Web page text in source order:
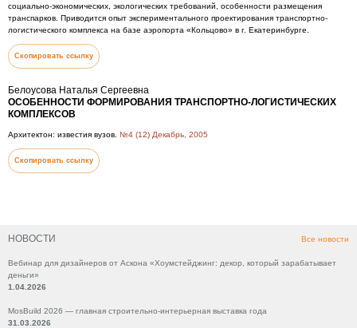
НОВОСТИ Все новости
Вебинар для дизайнеров от Аскона «Хоумстейджинг: декор, который зарабатывает
деньги»
1.04.2026
MosBuild 2026 — главная строительно-интерьерная выставка года
31.03.2026
социально-экономических, экологических требований, особенности размещения
транспарков. Приводится опыт экспериментального проектирования транспортно-
логистического комплекса на базе аэропорта «Кольцово» в г. Екатеринбурге.
Скопировать ссылку
Белоусова Наталья Сергеевна
ОСОБЕННОСТИ ФОРМИРОВАНИЯ ТРАНСПОРТНО-ЛОГИСТИЧЕСКИХ
КОМПЛЕКСОВ
Архитектон: известия вузов. №4 (12) Декабрь, 2005
Скопировать ссылку